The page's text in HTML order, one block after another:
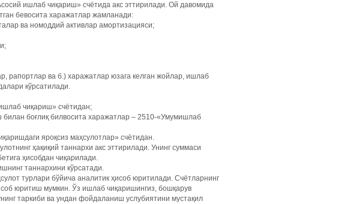
ишлаб чиқариш» счётида акс эттирилади. Ой давомида
бевосита харажатлар жамланади:
ва номоддий активлар амортизацияси;
рапортлар ва б.) харажатлар юзага келган жойлар, ишлаб
кўрсатилади.
чиқариш» счётидан;
боғлиқ билвосита харажатлар – 2510-«Умумишлаб
яроқсиз маҳсулотлар» счётидан.
ҳақиқий таннархи акс эттирилади. Унинг суммаси
ҳисобдан чиқарилади.
таннархини кўрсатади.
турлари бўйича аналитик ҳисоб юритилади. Счётларнинг
юритиш мумкин. Ўз ишлаб чиқаришингиз, бошқарув
таркиби ва ундан фойдаланиш услубиятини мустақил